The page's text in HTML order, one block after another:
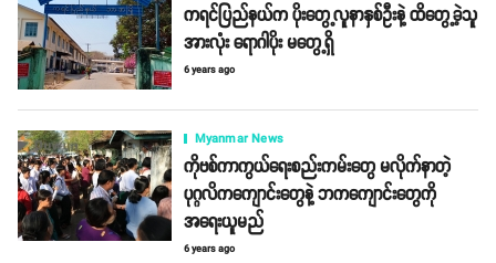
ကရင်ပြည်နယ်က ပိုးတွေ့လူနာနှစ်ဦးနဲ့ ထိတွေ့ခဲ့သူ
အားလုံး ရောဂါပိုး မတွေ့ရှိ
6 years ago
Myanmar News
ကိုဗစ်ကာကွယ်ရေးစည်းကမ်းတွေ မလိုက်နာတဲ့
ပုဂ္ဂလိကကျောင်းတွေနဲ့ ဘကကျောင်းတွေကို
အရေးယူမည်
6 years ago